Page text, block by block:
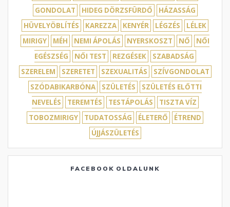
GONDOLAT
HIDEG DÖRZSFÜRDŐ
HÁZASSÁG
HÜVELYÖBLÍTÉS
KAREZZA KENYÉR LÉGZÉS
LÉLEK
MIRIGY
MÉH NEMI ÁPOLÁS NYERSKOSZT NŐ
NŐI
EGÉSZSÉG
NŐI TEST REZGÉSEK
SZABADSÁG
SZERELEM
SZERETET SZEXUALITÁS
SZÍVGONDOLAT
SZÓDABIKARBÓNA
SZÜLETÉS
SZÜLETÉS ELŐTTI
NEVELÉS
TEREMTÉS TESTÁPOLÁS
TISZTA VÍZ
TOBOZMIRIGY
TUDATOSSÁG ÉLETERŐ
ÉTREND
ÚJJÁSZÜLETÉS
FACEBOOK OLDALUNK